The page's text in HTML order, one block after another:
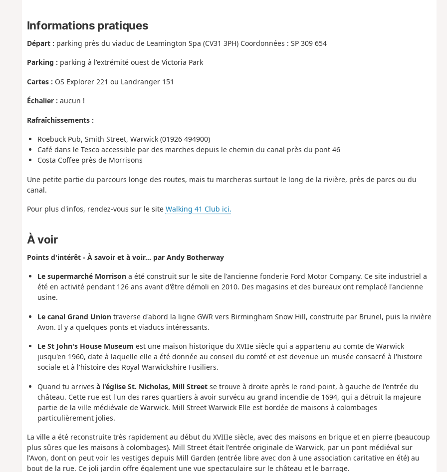
Informations pratiques
Départ : parking près du viaduc de Leamington Spa (CV31 3PH) Coordonnées : SP 309 654
Parking : parking à l'extrémité ouest de Victoria Park
Cartes : OS Explorer 221 ou Landranger 151
Échalier : aucun !
Rafraîchissements :
Roebuck Pub, Smith Street, Warwick (01926 494900)
Café dans le Tesco accessible par des marches depuis le chemin du canal près du pont 46
Costa Coffee près de Morrisons
Une petite partie du parcours longe des routes, mais tu marcheras surtout le long de la rivière, près de parcs ou du
canal.
Pour plus d'infos, rendez-vous sur le site Walking 41 Club ici.
À voir
Points d'intérêt - À savoir et à voir... par Andy Botherway
Le supermarché Morrisona été construit sur le site de l'ancienne fonderie Ford Motor Company. Ce site industriel a
été en activité pendant 126 ans avant d'être démoli en 2010. Des magasins et des bureaux ont remplacé l'ancienne
usine.
Le canal Grand Uniontraverse d'abord la ligne GWR vers Birmingham Snow Hill, construite par Brunel, puis la rivière
Avon. Il y a quelques ponts et viaducs intéressants.
Le St John's House Museum est une maison historique du XVIIe siècle qui a appartenu au comte de Warwick
jusqu'en 1960, date à laquelle elle a été donnée au conseil du comté et est devenue un musée consacré à l'histoire
sociale et à l'histoire des Royal Warwickshire Fusiliers.
Quand tu arrives à l'église St. Nicholas, Mill Streetse trouve à droite après le rond-point, à gauche de l'entrée du
château. Cette rue est l'un des rares quartiers à avoir survécu au grand incendie de 1694, qui a détruit la majeure
partie de la ville médiévale de Warwick. Mill Street Warwick Elle est bordée de maisons à colombages
particulièrement jolies.
La ville a été reconstruite très rapidement au début du XVIIIe siècle, avec des maisons en brique et en pierre (beaucoup
plus sûres que les maisons à colombages). Mill Street était l'entrée originale de Warwick, par un pont médiéval sur
l'Avon, dont on peut voir les vestiges depuis Mill Garden (entrée libre avec don à une association caritative en été) au
bout de la rue. Ce joli jardin offre également une vue spectaculaire sur le château et le barrage.